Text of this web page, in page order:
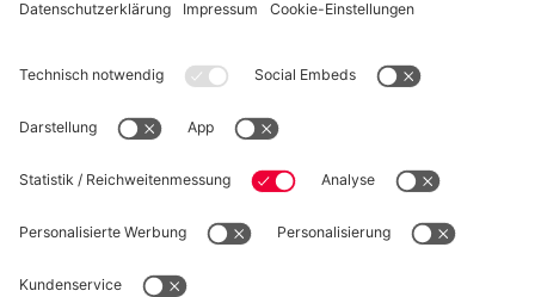
fcbayern.com Basketball Allianz Arena Media Center
Jobs